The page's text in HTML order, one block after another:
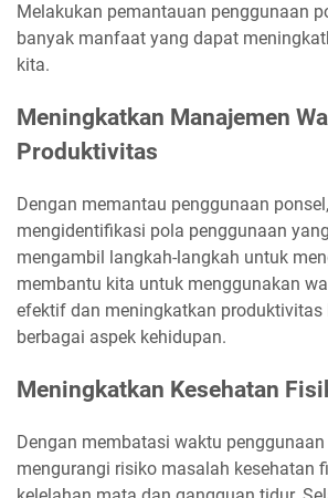
Melakukan pemantauan penggunaan
banyak manfaat yang dapat
kita.
Meningkatkan Manajemen
Produktivitas
Dengan memantau penggunaan
mengidentifikasi pola penggunaan
mengambil langkah-langkah untuk
membantu kita untuk menggunakan
efektif dan meningkatkan produktivitas
berbagai aspek kehidupan.
Meningkatkan Kesehatan
Dengan membatasi waktu
mengurangi risiko masalah kesehatan